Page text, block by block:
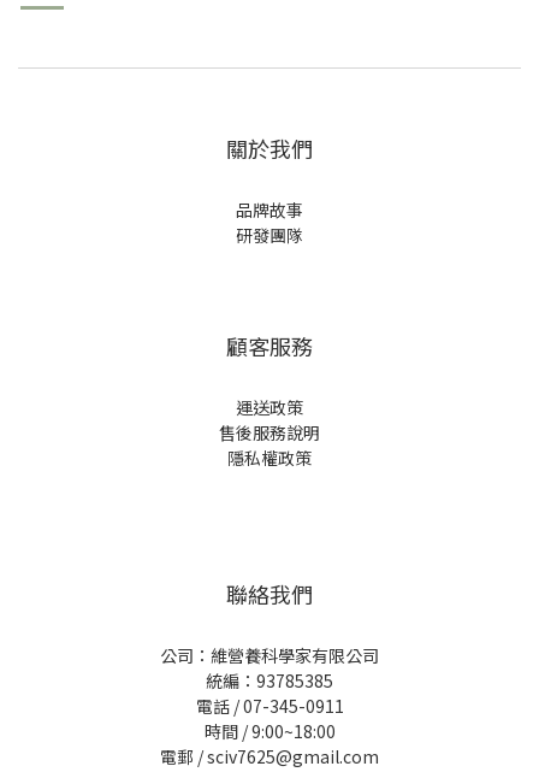
每日所需水分攝取量：
根據醫學專家的建議，一般成人每天應攝取約8杯（約2公升）
滿足身體的水分需求。然而，每個
關於我們
品牌故事
研發團隊
顧客服務
運送政策
售後服務說明
隱私權政策
聯絡我們
公司：維營養科學家有限公司
統編：93785385
電話 / 07-345-0911
時間 / 9:00~18:00
電郵 / sciv7625@gmail.com